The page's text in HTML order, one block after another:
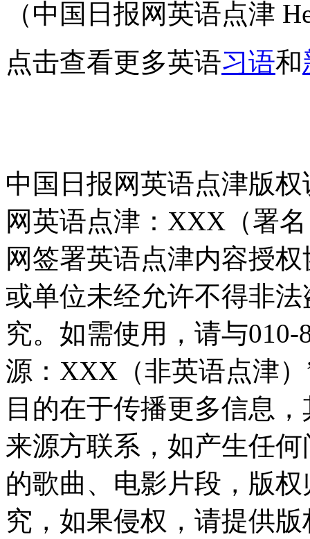
（中国日报网英语点津
点击查看更多英语习语和
中国日报网英语点津版
网英语点津：XXX（署
网签署英语点津内容授
或单位未经允许不得非
究。如需使用，请与010-
源：XXX（非英语点津
目的在于传播更多信息
来源方联系，如产生任
的歌曲、电影片段，版
究，如果侵权，请提供